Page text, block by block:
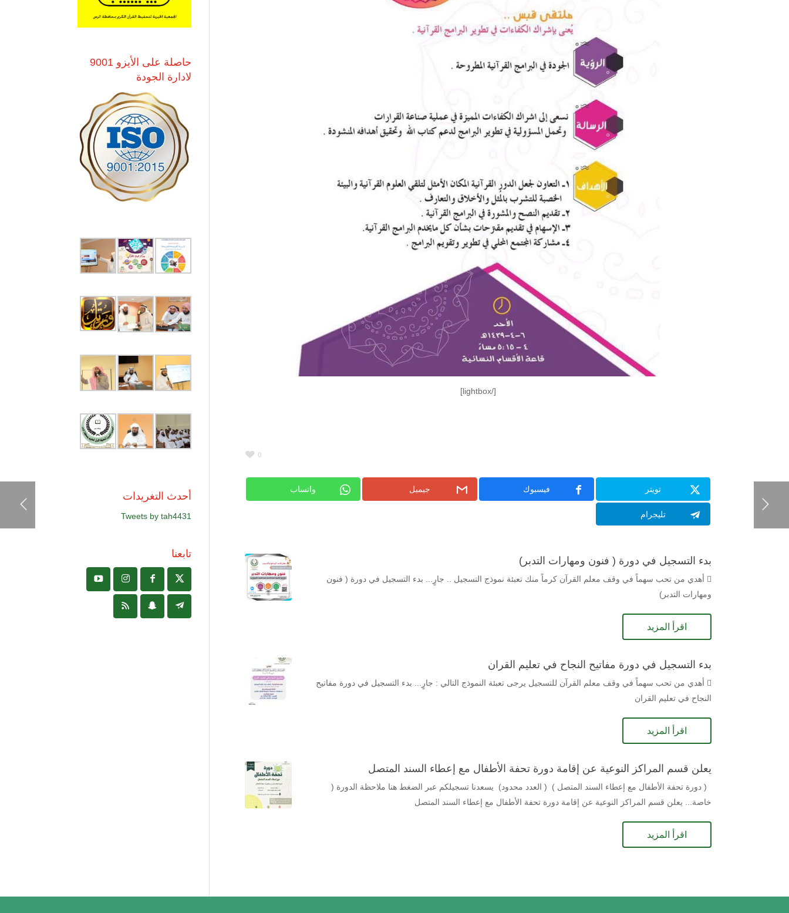
[/lightbox]
0
تويتر فيسبوك جيميل واتساب
تليجرام
بدء التسجيل في دورة ( فنون ومهارات التدبر)
 أهدي من تحب سهماً في وقف معلم القرآن كرماً منك تعبئة نموذج التسجيل .. جارٍ... بدء التسجيل في دورة ( فنون
ومهارات التدبر)
اقرأ المزيد
بدء التسجيل في دورة مفاتيح النجاح في تعليم القران
 أهدي من تحب سهماً في وقف معلم القرآن للتسجيل يرجى تعبئة النموذج التالي : جارٍ... بدء التسجيل في دورة مفاتيح
النجاح في تعليم القران
اقرأ المزيد
يعلن قسم المراكز النوعية عن إقامة دورة تحفة الأطفال مع إعطاء السند المتصل
( دورة تحفة الأطفال مع إعطاء السند المتصل ) ( العدد محدود) يسعدنا تسجيلكم عبر الضغط هنا ملاحظة الدورة (
خاصة... يعلن قسم المراكز النوعية عن إقامة دورة تحفة الأطفال مع إعطاء السند المتصل
اقرأ المزيد
حاصلة على الأيزو 9001
لادارة الجودة
أحدث التغريدات
Tweets by tah4431
تابعنا